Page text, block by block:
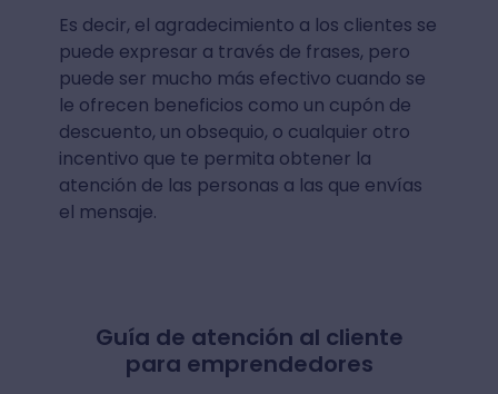
Es decir, el agradecimiento a los clientes se
puede expresar a través de frases, pero
puede ser mucho más efectivo cuando se
le ofrecen beneficios como un cupón de
descuento, un obsequio, o cualquier otro
incentivo que te permita obtener la
atención de las personas a las que envías
el mensaje.
Guía de atención al cliente
para emprendedores